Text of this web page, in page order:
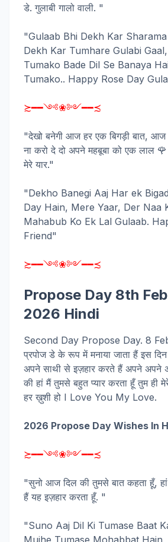
डे. गुलाबी गालो वाली. "
"Gulaab Bhi Dekh Kar
Dekh Kar Tumhare Gulabi
Tumako Bade Dil Se Banaya
Tumako.. Happy Rose Day
≿━━༺❀༻━━≾
"देखो बनेगी आज हर एक बिगड़ी बात, आज
ना करो दे दो अपने महबूबा को एक लाल 🌹
मेरे यार."
"Dekho Banegi Aaj Har ek
Day Hain, Mere Yaar, Der Naa
Mahabub Ko Ek Lal Gulaab.
Friend"
≿━━༺❀༻━━≾
Propose Day 8th
2026 Hindi
Second Day Propose Day. 8
प्रपोज डे के रूप में मनाया जाता हैं इस
अपने साथी से इज़हार करते हैं अपने अपने
की हां मैं तुमसे बहुत प्यार करता हूँ तुम ही
हर ख़ुशी हो I Love You My Love.
2026 Propose Day Wishes In
≿━━༺❀༻━━≾
"सुनो आज दिल की तुमसे बात कहता हूँ,
हैं यह इज़हार करता हूँ. "
"Suno Aaj Dil Ki Tumase Baat
Mujhe Tumase Mohabbat